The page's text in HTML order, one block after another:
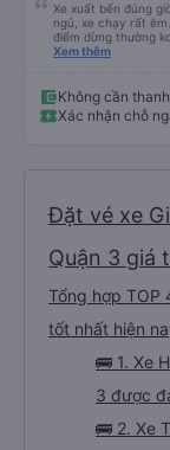
Xe xuất bến đúng
ngủ, xe chạy rất
điểm dừng thường
nên khách ngủ say)
Xem thêm
Không cần
Xác nhận chỗ
Đặt vé xe
Quận 3 giá
Tổng hợp TOP
tốt nhất hiện
🚌 1. Xe
3 được
🚌 2. Xe